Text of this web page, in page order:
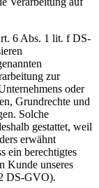
6 Abs. 1 lit. f DS-
zur
oder
Grundrechte und
Solche
gestattet, weil
erwähnt
ein berechtigtes
Kunde unseres
DS-GVO).